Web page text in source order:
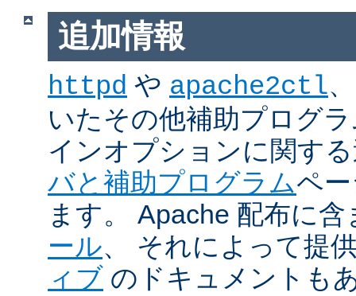
追加情報
httpd や apache2ctl
いたその他補助プログ
インオプションに関す
バと補助プログラムペ
ます。 Apache 配布に
ール、 それによって提
ィブ のドキュメントも